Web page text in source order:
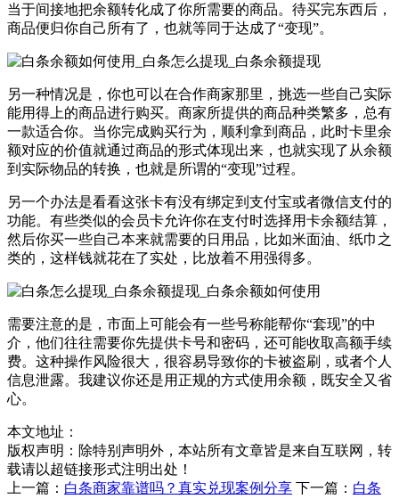
当于间接地把余额转化成了你所需要的商品。待买完东西后，
商品便归你自己所有了，也就等同于达成了“变现”。
另一种情况是，你也可以在合作商家那里，挑选一些自己实际
能用得上的商品进行购买。商家所提供的商品种类繁多，总有
一款适合你。当你完成购买行为，顺利拿到商品，此时卡里余
额对应的价值就通过商品的形式体现出来，也就实现了从余额
到实际物品的转换，也就是所谓的“变现”过程。
另一个办法是看看这张卡有没有绑定到支付宝或者微信支付的
功能。有些类似的会员卡允许你在支付时选择用卡余额结算，
然后你买一些自己本来就需要的日用品，比如米面油、纸巾之
类的，这样钱就花在了实处，比放着不用强得多。
需要注意的是，市面上可能会有一些号称能帮你“套现”的中
介，他们往往需要你先提供卡号和密码，还可能收取高额手续
费。这种操作风险很大，很容易导致你的卡被盗刷，或者个人
信息泄露。我建议你还是用正规的方式使用余额，既安全又省
心。
本文地址：
版权声明： 除特别声明外，本站所有文章皆是来自互联网，转
载请以超链接形式注明出处！
上一篇： 白条商家靠谱吗？真实兑现案例分享 下一篇： 白条